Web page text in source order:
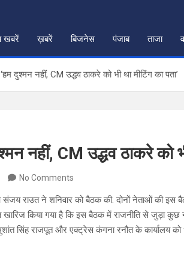
खबरें ख़बरें बिजनेस पंजाब ताजा
दुश्मन नहीं, CM उद्धव ठाकरे को भी था मीटिंग का पता’
नहीं, CM उद्धव ठाकरे को
No Comments
राउत ने शनिवार को बैठक की. दोनों नेताओं की इस
खारिज किया गया है कि इस बैठक में राजनीति से जुड़ा
सिंह राजपूत और एक्ट्रेस कंगना रनौत के कार्यालय